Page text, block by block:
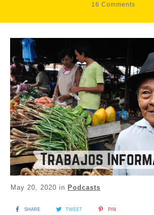
16 Comments
May 20, 2020 in Podcasts
SHARE TWEET PIN